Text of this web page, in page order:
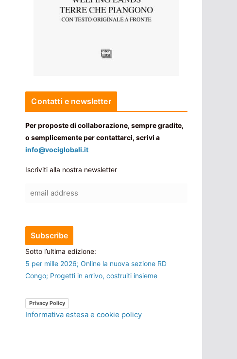
Contatti e newsletter
Per proposte di collaborazione, sempre gradite,
o semplicemente per contattarci, scrivi a
info@vociglobali.it
Iscriviti alla nostra newsletter
Sotto l’ultima edizione:
5 per mille 2026; Online la nuova sezione RD
Congo; Progetti in arrivo, costruiti insieme
Privacy Policy
Informativa estesa e cookie policy